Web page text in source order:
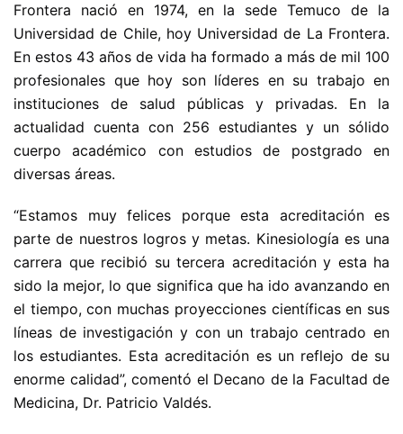
Frontera nació en 1974, en la sede Temuco de la
Universidad de Chile, hoy Universidad de La Frontera.
En estos 43 años de vida ha formado a más de mil 100
profesionales que hoy son líderes en su trabajo en
instituciones de salud públicas y privadas. En la
actualidad cuenta con 256 estudiantes y un sólido
cuerpo académico con estudios de postgrado en
diversas áreas.
“Estamos muy felices porque esta acreditación es
parte de nuestros logros y metas. Kinesiología es una
carrera que recibió su tercera acreditación y esta ha
sido la mejor, lo que significa que ha ido avanzando en
el tiempo, con muchas proyecciones científicas en sus
líneas de investigación y con un trabajo centrado en
los estudiantes. Esta acreditación es un reflejo de su
enorme calidad”, comentó el Decano de la Facultad de
Medicina, Dr. Patricio Valdés.